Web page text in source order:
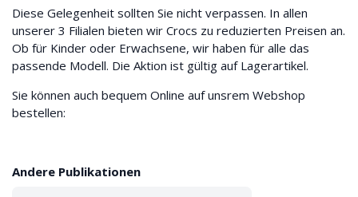
Diese Gelegenheit sollten Sie nicht verpassen. In allen
unserer 3 Filialen bieten wir Crocs zu reduzierten Preisen an.
Ob für Kinder oder Erwachsene, wir haben für alle das
passende Modell. Die Aktion ist gültig auf Lagerartikel.
Sie können auch bequem Online auf unsrem Webshop
bestellen:
Andere Publikationen